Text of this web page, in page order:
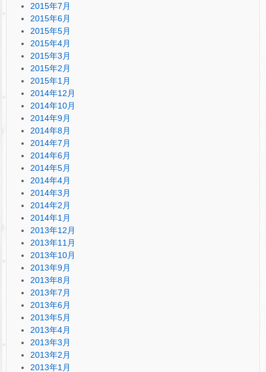
2015年7月
2015年6月
2015年5月
2015年4月
2015年3月
2015年2月
2015年1月
2014年12月
2014年10月
2014年9月
2014年8月
2014年7月
2014年6月
2014年5月
2014年4月
2014年3月
2014年2月
2014年1月
2013年12月
2013年11月
2013年10月
2013年9月
2013年8月
2013年7月
2013年6月
2013年5月
2013年4月
2013年3月
2013年2月
2013年1月